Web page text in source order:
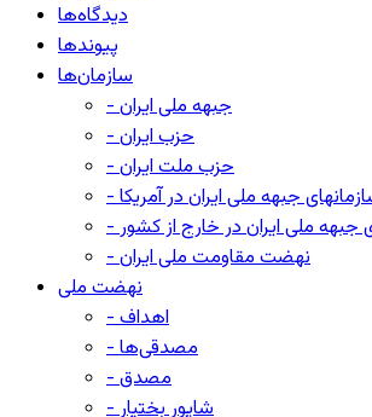
دیدگاه‌ها
پیوندها
سازمان‌ها
- جبهه ملی ایران
- حزب ایران
- حزب ملت ایران
جبهه ملی ایران در آمریکا
جبهه ملی ایران در خارج از کشور
- نهضت مقاومت ملی ایران
نهضت ملی
- اهداف
- مصدقی‌ها
- مصدق
- شاپور بختیار